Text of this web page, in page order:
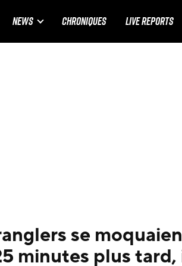
NEWS CHRONIQUES LIVE REPORTS
se
minutes plus